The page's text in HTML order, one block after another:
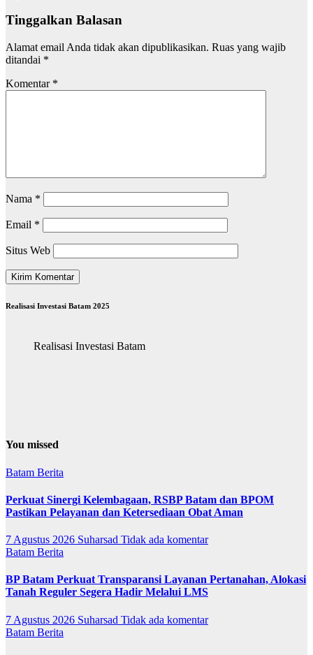
Tinggalkan Balasan
Alamat email Anda tidak akan dipublikasikan. Ruas yang wajib
ditandai *
Komentar *
Nama *
Email *
Situs Web
Realisasi Investasi Batam 2025
Realisasi Investasi Batam
You missed
Batam Berita
Perkuat Sinergi Kelembagaan, RSBP Batam dan BPOM
Pastikan Pelayanan dan Ketersediaan Obat Aman
7 Agustus 2026 Suharsad Tidak ada komentar
Batam Berita
BP Batam Perkuat Transparansi Layanan Pertanahan, Alokasi
Tanah Reguler Segera Hadir Melalui LMS
7 Agustus 2026 Suharsad Tidak ada komentar
Batam Berita